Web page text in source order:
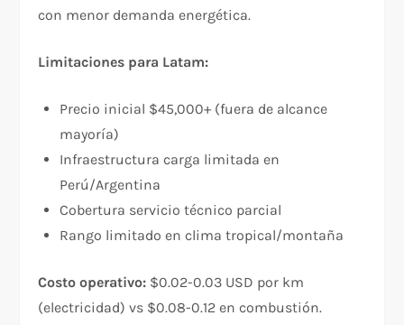
con menor demanda energética.​
Limitaciones para Latam:
Precio inicial $45,000+ (fuera de alcance
mayoría)
Infraestructura carga limitada en
Perú/Argentina
Cobertura servicio técnico parcial
Rango limitado en clima tropical/montaña
Costo operativo: $0.02-0.03 USD por km
(electricidad) vs $0.08-0.12 en combustión.